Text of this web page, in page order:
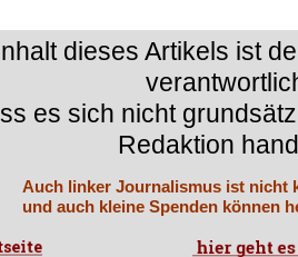
dieses Artikels ist
es sich nicht
Redaktion
Auch linker Journalismus ist nicht
und auch kleine Spenden können